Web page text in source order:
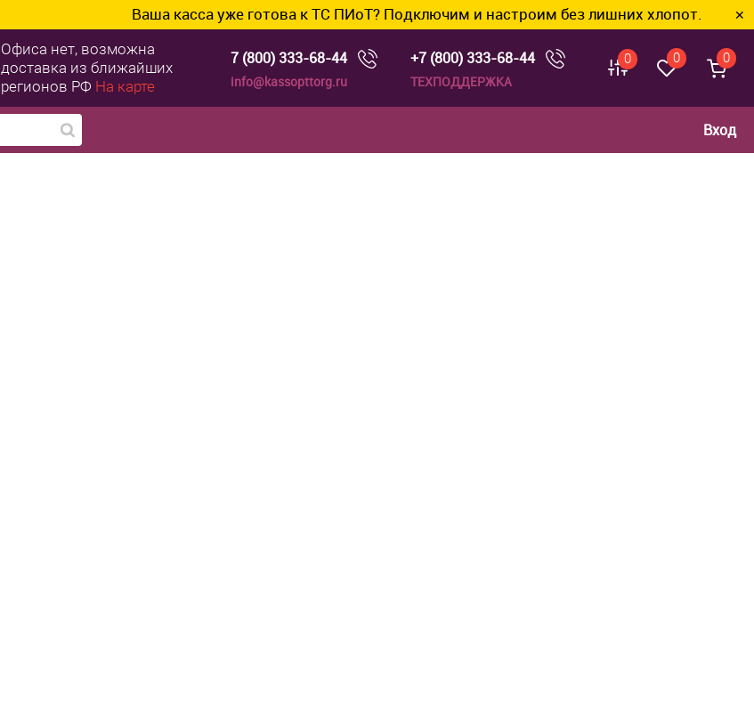
Ваша касса уже готова к ТС ПИоТ? Подключим и настроим без лишних хлопот. ✕
Офиса нет, возможна
доставка из ближайших
регионов РФ На карте
7 (800) 333-68-44
info@kassopttorg.ru
+7 (800) 333-68-44
ТЕХПОДДЕРЖКА
0 0 0
Вход